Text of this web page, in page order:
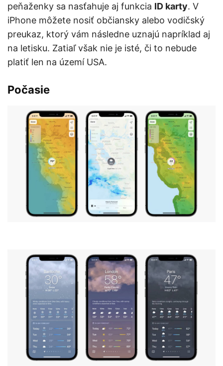
peňaženky sa nasťahuje aj funkcia ID karty. V
iPhone môžete nosiť občiansky alebo vodičský
preukaz, ktorý vám následne uznajú napríklad aj
na letisku. Zatiaľ však nie je isté, či to nebude
platiť len na území USA.
Počasie